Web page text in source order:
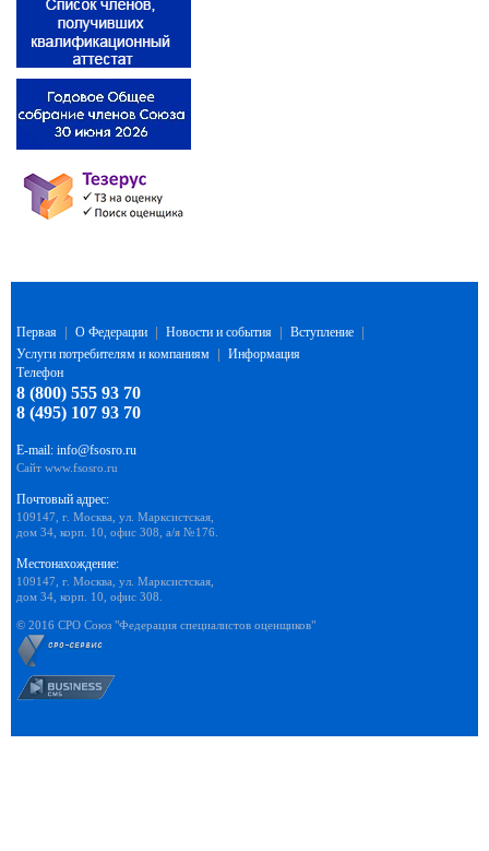
Первая | О Федерации | Новости и события | Вступление |
Услуги потребителям и компаниям | Информация
Телефон
8 (800) 555 93 70
8 (495) 107 93 70
E-mail: info@fsosro.ru
Сайт www.fsosro.ru
Почтовый адрес:
109147, г. Москва, ул. Марксистская,
дом 34, корп. 10, офис 308, а/я №176.
Местонахождение:
109147, г. Москва, ул. Марксистская,
дом 34, корп. 10, офис 308.
© 2016 СРО Союз "Федерация специалистов оценщиков"